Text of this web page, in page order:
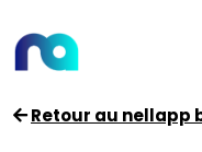
Retour au nellapp